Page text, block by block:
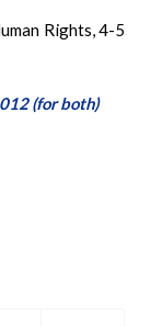
Rights, 4-5
(for both)